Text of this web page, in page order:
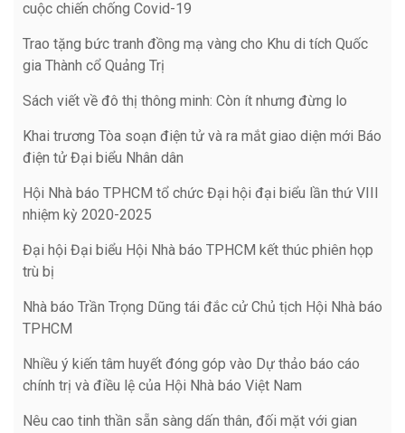
cuộc chiến chống Covid-19
Trao tặng bức tranh đồng mạ vàng cho Khu di tích Quốc
gia Thành cổ Quảng Trị
Sách viết về đô thị thông minh: Còn ít nhưng đừng lo
Khai trương Tòa soạn điện tử và ra mắt giao diện mới Báo
điện tử Đại biểu Nhân dân
Hội Nhà báo TPHCM tổ chức Đại hội đại biểu lần thứ VIII
nhiệm kỳ 2020-2025
Đại hội Đại biểu Hội Nhà báo TPHCM kết thúc phiên họp
trù bị
Nhà báo Trần Trọng Dũng tái đắc cử Chủ tịch Hội Nhà báo
TPHCM
Nhiều ý kiến tâm huyết đóng góp vào Dự thảo báo cáo
chính trị và điều lệ của Hội Nhà báo Việt Nam
Nêu cao tinh thần sẵn sàng dấn thân, đối mặt với gian